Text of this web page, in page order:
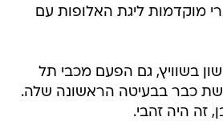
מוקדמות ליגת האלופות עם
בשוויץ, גם הפעם מכבי תל
כבר בבעיטה הראשונה שלה.
זה היה זהבי.